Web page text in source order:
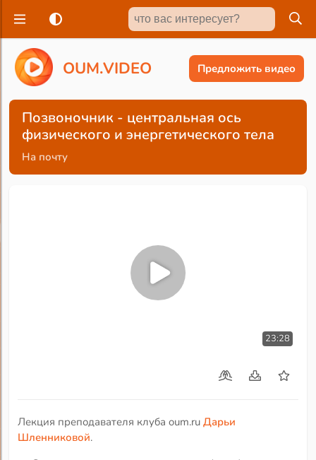
OUM.VIDEO Предложить видео
Позвоночник - центральная ось
физического и энергетического тела
На почту
23:28
Лекция преподавателя клуба oum.ruДарьи
Шленниковой.